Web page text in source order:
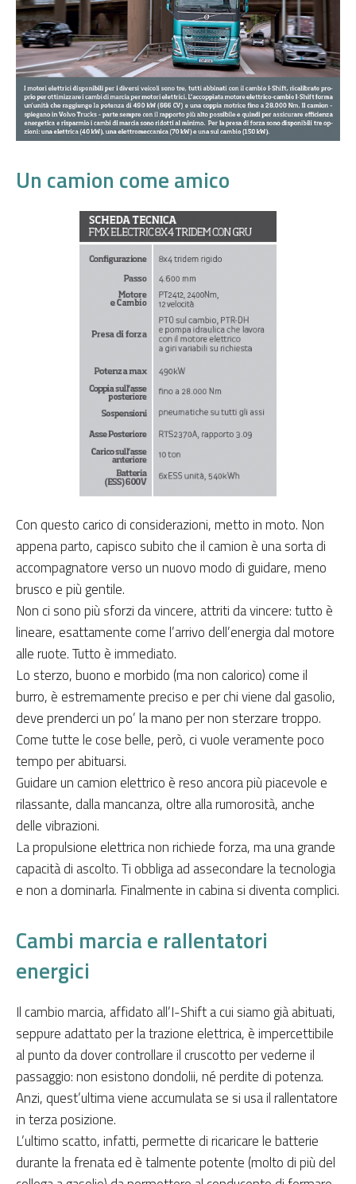
Un camion come amico
Con questo carico di considerazioni, metto in moto. Non
appena parto, capisco subito che il camion è una sorta di
accompagnatore verso un nuovo modo di guidare, meno
brusco e più gentile.
Non ci sono più sforzi da vincere, attriti da vincere: tutto è
lineare, esattamente come l’arrivo dell’energia dal motore
alle ruote. Tutto è immediato.
Lo sterzo, buono e morbido (ma non calorico) come il
burro, è estremamente preciso e per chi viene dal gasolio,
deve prenderci un po’ la mano per non sterzare troppo.
Come tutte le cose belle, però, ci vuole veramente poco
tempo per abituarsi.
Guidare un camion elettrico è reso ancora più piacevole e
rilassante, dalla mancanza, oltre alla rumorosità, anche
delle vibrazioni.
La propulsione elettrica non richiede forza, ma una grande
capacità di ascolto. Ti obbliga ad assecondare la tecnologia
e non a dominarla. Finalmente in cabina si diventa complici.
Cambi marcia e rallentatori
energici
Il cambio marcia, affidato all’I-Shift a cui siamo già abituati,
seppure adattato per la trazione elettrica, è impercettibile
al punto da dover controllare il cruscotto per vederne il
passaggio: non esistono dondolii, né perdite di potenza.
Anzi, quest’ultima viene accumulata se si usa il rallentatore
in terza posizione.
L’ultimo scatto, infatti, permette di ricaricare le batterie
durante la frenata ed è talmente potente (molto di più del